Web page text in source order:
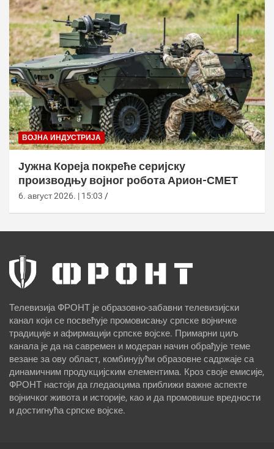
ВОЈНА ИНДУСТРИЈА
Јужна Кореја покреће серијску
производњу војног робота Арион-СМЕТ
6. август 2026. | 15:03
Телевизија ФРОНТ је образовно-забавни телевизијски
канал који се посвећује промовисању српске војничке
традиције и афирмацији српске војске. Примарни циљ
канала је да на савремен и модеран начин обрађује теме
везане за ову област, комбинујући образовне садржаје са
динамичним продукцијским елементима. Кроз своје емисије,
ФРОНТ настоји да гледаоцима приближи важне аспекте
војничког живота и историје, као и да промовише вредности
и достигнућа српске војске.